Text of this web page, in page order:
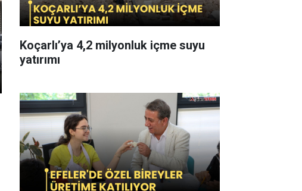
Koçarlı’ya 4,2 milyonluk içme suyu
yatırımı